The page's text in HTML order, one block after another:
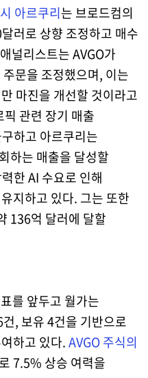
아르쿠리는 브로드컴의
러로 상향 조정하고 매수
널리스트는 AVGO가
문을 조정했으며, 이는
마진을 개선할 것이라고
관련 장기 매출
하고 아르쿠리는
하는 매출을 달성할
한 AI 수요로 인해
지하고 있다. 그는 또한
136억 달러에 달할
를 앞두고 월가는
, 보유 4건을 기반으로
하고 있다.AVGO 주식의
7.5% 상승 여력을